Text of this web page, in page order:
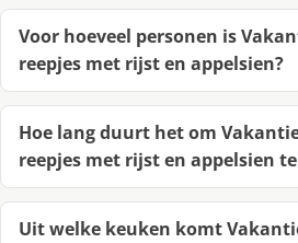
Voor hoeveel personen is
reepjes met rijst en appelsien?
Hoe lang duurt het om
reepjes met rijst en appelsien
Uit welke keuken komt